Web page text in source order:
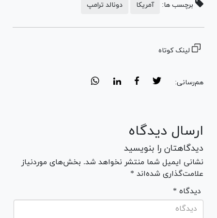
برچسب ها: آمریکا دونالد ترامپ
لینک کوتاه
هم‌رسانی:
ارسال دیدگاه
دیدگاهتان را بنویسید
نشانی ایمیل شما منتشر نخواهد شد. بخش‌های موردنیاز
علامت‌گذاری شده‌اند *
* دیدگاه